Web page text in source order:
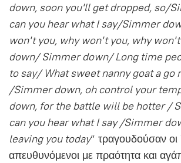
down, soon you'll get dropped, so/
can you hear what I say/Simmer
won't you, why won't you, why
down/ Simmer down/ Long time
to say/ What sweet nanny goat a go
/Simmer down, oh control your
down, for the battle will be hotter /
can you hear what I say /Simmer
leaving you today” τραγουδούσαν
απευθυνόμενοι με πραότητα και